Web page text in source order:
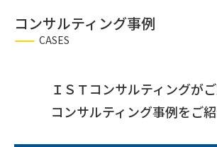
コンサルティング事例
CASES
ＩＳＴコンサルティングが
コンサルティング事例をご